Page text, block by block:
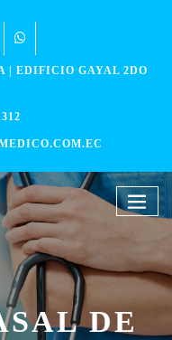
| EDIFICIO GAYAL 2DO
DE